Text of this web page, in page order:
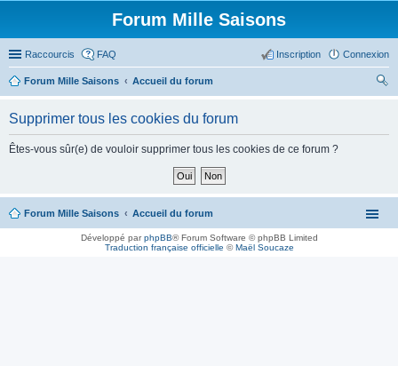
Forum Mille Saisons
Raccourcis FAQ Connexion
Inscription
Forum Mille Saisons
Accueil du forum
Supprimer tous les cookies du forum
Êtes-vous sûr(e) de vouloir supprimer tous les cookies de ce forum ?
Forum Mille Saisons Accueil du forum
Développé parphpBB® Forum Software © phpBB Limited
Traduction française officielle ©Maël Soucaze